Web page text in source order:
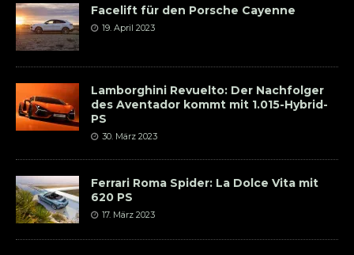
Facelift für den Porsche Cayenne
19. April 2023
Lamborghini Revuelto: Der Nachfolger
des Aventador kommt mit 1.015-Hybrid-
PS
30. März 2023
Ferrari Roma Spider: La Dolce Vita mit
620 PS
17. März 2023